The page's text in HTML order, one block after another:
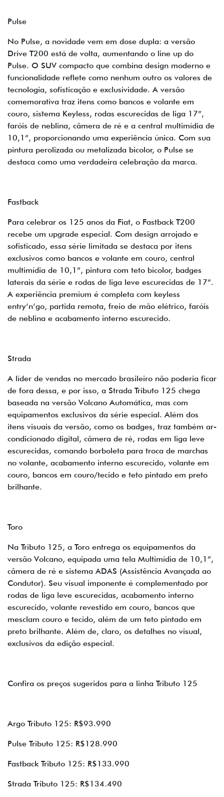
Pulse
No Pulse, a novidade vem em dose dupla: a versão
Drive T200 está de volta, aumentando o line up do
Pulse. O SUV compacto que combina design moderno e
funcionalidade reflete como nenhum outro os valores de
tecnologia, sofisticação e exclusividade. A versão
comemorativa traz itens como bancos e volante em
couro, sistema Keyless, rodas escurecidas de liga 17”,
faróis de neblina, câmera de ré e a central multimídia de
10,1”, proporcionando uma experiência única. Com sua
pintura perolizada ou metalizada bicolor, o Pulse se
destaca como uma verdadeira celebração da marca.
Fastback
Para celebrar os 125 anos da Fiat, o Fastback T200
recebe um upgrade especial. Com design arrojado e
sofisticado, essa série limitada se destaca por itens
exclusivos como bancos e volante em couro, central
multimídia de 10,1”, pintura com teto bicolor, badges
laterais da série e rodas de liga leve escurecidas de 17”.
A experiência premium é completa com keyless
entry’n’go, partida remota, freio de mão elétrico, faróis
de neblina e acabamento interno escurecido.
Strada
A líder de vendas no mercado brasileiro não poderia ficar
de fora dessa, e por isso, a Strada Tributo 125 chega
baseada na versão Volcano Automática, mas com
equipamentos exclusivos da série especial. Além dos
itens visuais da versão, como os badges, traz também ar-
condicionado digital, câmera de ré, rodas em liga leve
escurecidas, comando borboleta para troca de marchas
no volante, acabamento interno escurecido, volante em
couro, bancos em couro/tecido e teto pintado em preto
brilhante.
Toro
Na Tributo 125, a Toro entrega os equipamentos da
versão Volcano, equipada uma tela Multimídia de 10,1”,
câmera de ré e sistema ADAS (Assistência Avançada ao
Condutor). Seu visual imponente é complementado por
rodas de liga leve escurecidas, acabamento interno
escurecido, volante revestido em couro, bancos que
mesclam couro e tecido, além de um teto pintado em
preto brilhante. Além de, claro, os detalhes no visual,
exclusivos da edição especial.
Confira os preços sugeridos para a linha Tributo 125
Argo Tributo 125: R$93.990
Pulse Tributo 125: R$128.990
Fastback Tributo 125: R$133.990
Strada Tributo 125: R$134.490